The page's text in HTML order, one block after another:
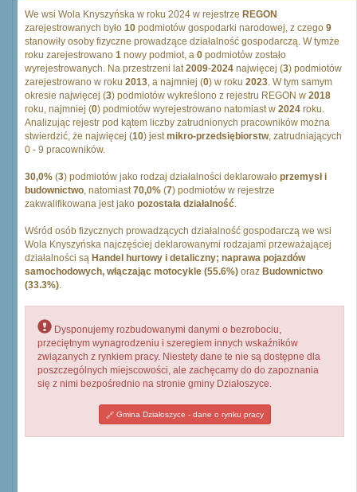
We wsi Wola Knyszyńska w roku 2024 w rejestrze REGON
zarejestrowanych było 10 podmiotów gospodarki narodowej, z czego 9
stanowiły osoby fizyczne prowadzące działalność gospodarczą. W tymże
roku zarejestrowano 1 nowy podmiot, a 0 podmiotów zostało
wyrejestrowanych. Na przestrzeni lat2009-2024 najwięcej (3) podmiotów
zarejestrowano w roku 2013, a najmniej (0) w roku 2023. W tym samym
okresie najwięcej (3) podmiotów wykreślono z rejestru REGON w 2018
roku, najmniej (0) podmiotów wyrejestrowano natomiast w 2024 roku.
Analizując rejestr pod kątem liczby zatrudnionych pracowników można
stwierdzić, że najwięcej (10) jestmikro-przedsiębiorstw, zatrudniających
0 - 9 pracowników.
30,0% (3) podmiotów jako rodzaj działalności deklarowało przemysł i
budownictwo, natomiast70,0% (7) podmiotów w rejestrze
zakwalifikowana jest jako pozostała działalność.
Wśród osób fizycznych prowadzących działalność gospodarczą we wsi
Wola Knyszyńska najczęściej deklarowanymi rodzajami przeważającej
działalności są Handel hurtowy i detaliczny; naprawa pojazdów
samochodowych, włączając motocykle (55.6%) oraz Budownictwo
(33.3%).
Dysponujemy rozbudowanymi danymi o bezrobociu,
przeciętnym wynagrodzeniu i szeregiem innych wskaźników
związanych z rynkiem pracy. Niestety dane te nie są dostępne dla
poszczególnych miejscowości, ale zachęcamy do do zapoznania
się z nimi bezpośrednio na stronie gminy Działoszyce.
Gmina Działoszyce - dane o rynku pracy